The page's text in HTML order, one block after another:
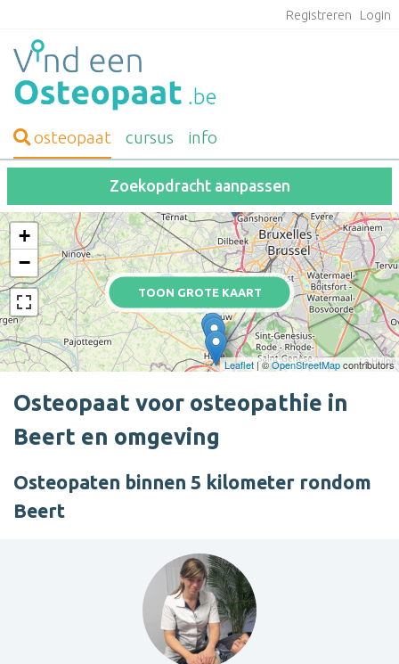
Registreren Login
osteopaat cursus info
Zoekopdracht aanpassen
TOON GROTE KAART
+
−
Leaflet | ©OpenStreetMapcontributors
Osteopaat voor osteopathie in
Beert en omgeving
Osteopaten binnen 5 kilometer rondom
Beert